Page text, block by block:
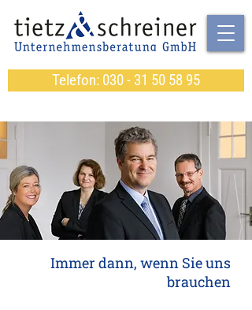
Telefon: 030 - 31 50 58 95
Immer dann, wenn Sie uns
brauchen